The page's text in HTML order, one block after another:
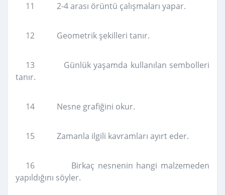
11 2-4 arası örüntü çalışmaları yapar.
12 Geometrik şekilleri tanır.
13 Günlük yaşamda kullanılan sembolleri
tanır.
14 Nesne grafiğini okur.
15 Zamanla ilgili kavramları ayırt eder.
16 Birkaç nesnenin hangi malzemeden
yapıldığını söyler.